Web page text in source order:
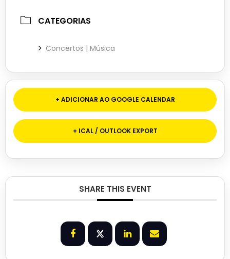
CATEGORIAS
Concertos | Música
+ ADICIONAR AO GOOGLE CALENDAR
+ ICAL / OUTLOOK EXPORT
SHARE THIS EVENT